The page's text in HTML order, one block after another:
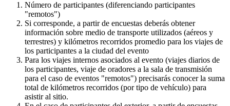
Número de participantes (diferenciando participantes
"remotos")
Si corresponde, a partir de encuestas deberás obtener
información sobre medio de transporte utilizados (aéreos y
terrestres) y kilómetros recorridos promedio para los viajes de
los participantes a la ciudad del evento
Para los viajes internos asociados al evento (viajes diarios de
los participantes, viaje de oradores a la sala de transmisión
para el caso de eventos "remotos") precisarás conocer la suma
total de kilómetros recorridos (por tipo de vehículo) para
asistir al sitio.